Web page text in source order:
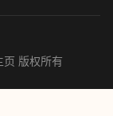
版权所有